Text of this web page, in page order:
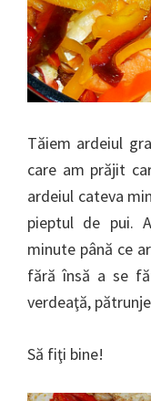
Tăiem ardeiul
care am prăjit
ardeiul cateva
pieptul de pui.
minute până ce
fără însă a se
verdeaţă,
Să fiţi bine!